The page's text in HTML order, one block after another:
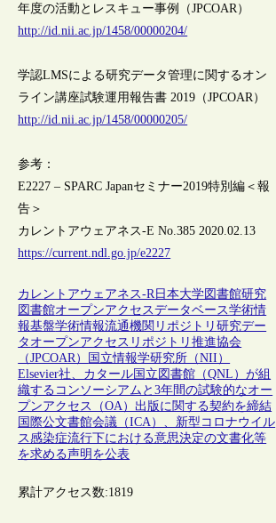
年度の活動とレスキュー事例（JPCOAR）
http://id.nii.ac.jp/1458/00000204/
学認LMSによる研究データ管理に関するオン
ライン講座試験運用報告書 2019（JPCOAR）
http://id.nii.ac.jp/1458/00000205/
参考：
E2227 – SPARC Japanセミナー2019特別編＜報
告＞
カレントアウェアネス-E No.385 2020.02.13
https://current.ndl.go.jp/e2227
カレントアウェアネス-R日本大学図書館研究
図書館オープンアクセスデータベース学術情
報基盤学術情報流通機関リポジトリ研究デー
タ オープンアクセスリポジトリ推進協会
（JPCOAR）
国立情報学研究所（NII）
Elsevier社、カタール国立図書館（QNL）が組
織するコンソーシアムと3年間の試験的なオー
プンアクセス（OA）出版に関する契約を締結
国際公文書館会議（ICA）、新型コロナウイル
ス感染症流行下における意思決定の文書化等
を求める声明を公表
累計アクセス数:1819